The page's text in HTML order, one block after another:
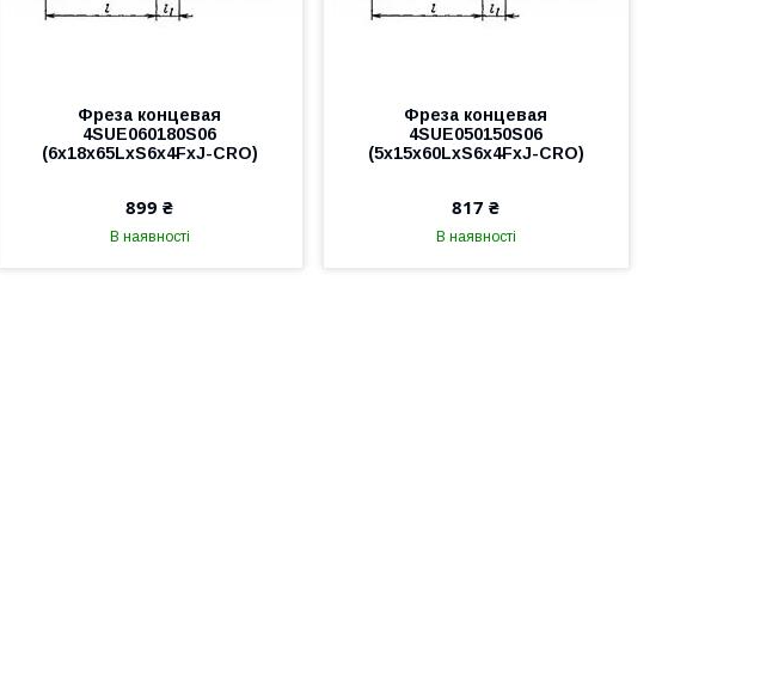
Фреза концевая
4SUE060180S06
(6x18x65LxS6x4FxJ-CRO)
899 ₴
В наявності
Фреза концевая
4SUE050150S06
(5x15x60LxS6x4FxJ-CRO)
817 ₴
В наявності